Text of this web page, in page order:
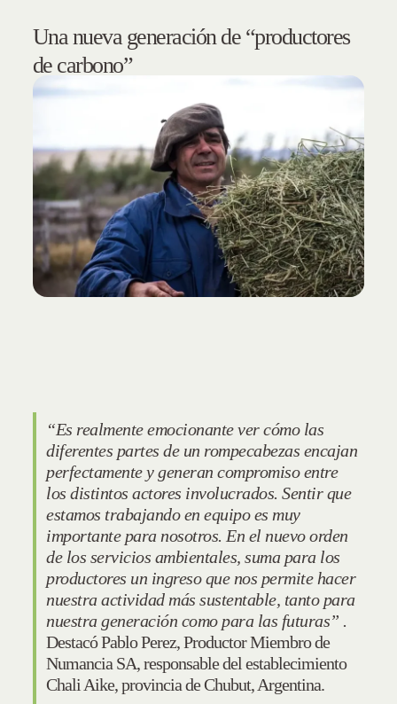
Una nueva generación de “productores
de carbono”
“Es realmente emocionante ver cómo las
diferentes partes de un rompecabezas encajan
perfectamente y generan compromiso entre
los distintos actores involucrados. Sentir que
estamos trabajando en equipo es muy
importante para nosotros. En el nuevo orden
de los servicios ambientales, suma para los
productores un ingreso que nos permite hacer
nuestra actividad más sustentable, tanto para
nuestra generación como para las futuras” .
Destacó Pablo Perez, Productor Miembro de
Numancia SA, responsable del establecimiento
Chali Aike, provincia de Chubut, Argentina.